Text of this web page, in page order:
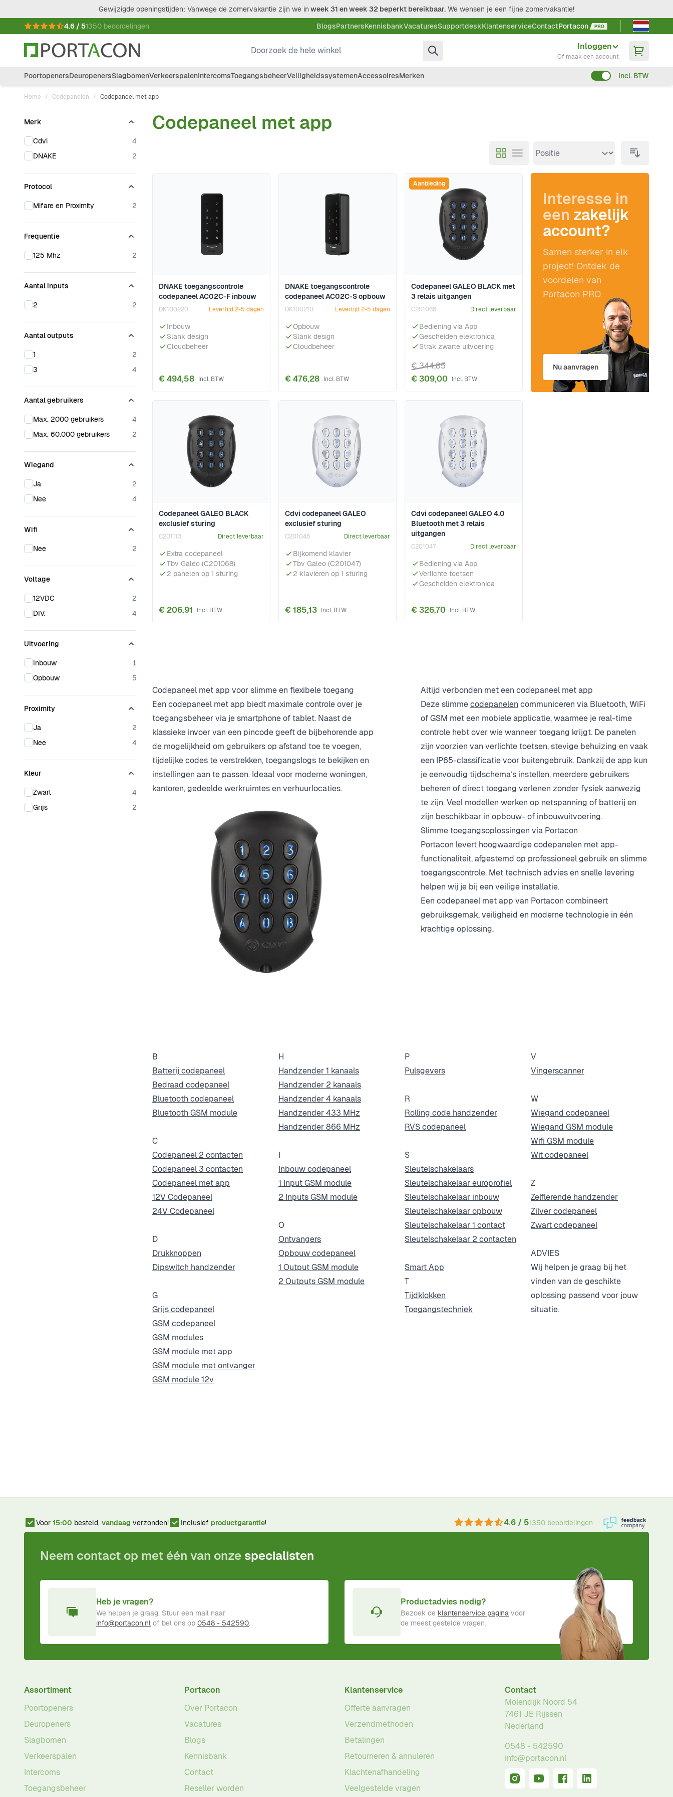
Gewijzigde openingstijden: Vanwege de zomervakantie zijn we in week 31 en week 32 beperkt bereikbaar. We wensen je een fijne zomervakantie!
4.6 / 51350 beoordelingen BlogsPartnersKennisbankVacaturesSupportdeskKlantenserviceContactPortacon
Taal kiezen
Doorzoek de hele winkel
Inloggen
Of maak een account
PoortopenersDeuropenersSlagbomenVerkeerspalenIntercomsToegangsbeheerVeiligheidssystemenAccessoiresMerken Incl. BTW
Home / Codepanelen / Codepaneel met app
Doorgaan naar productlijst
Merk
Cdvi 4products available
DNAKE
2products available
Protocol
Mifare en Proximity 2products available
Frequentie
125 Mhz 2products available
Aantal inputs
2 2products available
Aantal outputs
1 2products available
3
4products available
Aantal gebruikers
Max. 2000 gebruikers 4products available
Max. 60.000 gebruikers
2products available
Wiegand
Ja 2products available
Nee
4products available
Wifi
Nee 2products available
Voltage
12VDC 2products available
DIV.
4products available
Uitvoering
Inbouw 1
Opbouw
5products available
Proximity
Ja 2products available
Nee
4products available
Kleur
Zwart 4products available
Grijs
2products available
Codepaneel met app
DNAKE toegangscontrole
codepaneel AC02C-F inbouw
DK100220 Levertijd 2-5 dagen
Inbouw
Slank design
Cloudbeheer
€ 494,58
DNAKE toegangscontrole
codepaneel AC02C-S opbouw
DK100210 Levertijd 2-5 dagen
Opbouw
Slank design
Cloudbeheer
€ 476,28
Codepaneel GALEO BLACK met
3 relais uitgangen
C201068 Direct leverbaar
Bediening via App
Gescheiden elektronica
Strak zwarte uitvoering
€ 309,00
€ 344,85
Aanbieding
Codepaneel GALEO BLACK
exclusief sturing
C201113 Direct leverbaar
Extra codepaneel
Tbv Galeo (C201068)
2 panelen op 1 sturing
€ 206,91
Cdvi codepaneel GALEO
exclusief sturing
C201048 Direct leverbaar
Bijkomend klavier
Tbv Galeo (C201047)
2 klavieren op 1 sturing
€ 185,13
Cdvi codepaneel GALEO 4.0
Bluetooth met 3 relais
uitgangen
C201047 Direct leverbaar
Bediening via App
Verlichte toetsen
Gescheiden elektronica
€ 326,70
Interesse in
een zakelijk
account?
Samen sterker in elk
project! Ontdek de
voordelen van
Portacon PRO.
Nu aanvragen
Codepaneel met app voor slimme en flexibele toegang
Een codepaneel met app biedt maximale controle over je
toegangsbeheer via je smartphone of tablet. Naast de
klassieke invoer van een pincode geeft de bijbehorende app
de mogelijkheid om gebruikers op afstand toe te voegen,
tijdelijke codes te verstrekken, toegangslogs te bekijken en
instellingen aan te passen. Ideaal voor moderne woningen,
kantoren, gedeelde werkruimtes en verhuurlocaties.
Altijd verbonden met een codepaneel met app
Deze slimmecodepanelen communiceren via Bluetooth, WiFi
of GSM met een mobiele applicatie, waarmee je real-time
controle hebt over wie wanneer toegang krijgt. De panelen
zijn voorzien van verlichte toetsen, stevige behuizing en vaak
een IP65-classificatie voor buitengebruik. Dankzij de app kun
je eenvoudig tijdschema’s instellen, meerdere gebruikers
beheren of direct toegang verlenen zonder fysiek aanwezig
te zijn. Veel modellen werken op netspanning of batterij en
zijn beschikbaar in opbouw- of inbouwuitvoering.
Slimme toegangsoplossingen via Portacon
Portacon levert hoogwaardige codepanelen met app-
functionaliteit, afgestemd op professioneel gebruik en slimme
toegangscontrole. Met technisch advies en snelle levering
helpen wij je bij een veilige installatie.
Een codepaneel met app van Portacon combineert
gebruiksgemak, veiligheid en moderne technologie in één
krachtige oplossing.
B
Batterij codepaneel
Bedraad codepaneel
Bluetooth codepaneel
Bluetooth GSM module
C
Codepaneel 2 contacten
Codepaneel 3 contacten
Codepaneel met app
12V Codepaneel
24V Codepaneel
D
Drukknoppen
Dipswitch handzender
G
Grijs codepaneel
GSM codepaneel
GSM modules
GSM module met app
GSM module met ontvanger
GSM module 12v
H
Handzender 1 kanaals
Handzender 2 kanaals
Handzender 4 kanaals
Handzender 433 MHz
Handzender 866 MHz
I
Inbouw codepaneel
1 Input GSM module
2 Inputs GSM module
O
Ontvangers
Opbouw codepaneel
1 Output GSM module
2 Outputs GSM module
P
Pulsgevers
R
Rolling code handzender
RVS codepaneel
S
Sleutelschakelaars
Sleutelschakelaar europrofiel
Sleutelschakelaar inbouw
Sleutelschakelaar opbouw
Sleutelschakelaar 1 contact
Sleutelschakelaar 2 contacten
Smart App
T
Tijdklokken
Toegangstechniek
V
Vingerscanner
W
Wiegand codepaneel
Wiegand GSM module
Wifi GSM module
Wit codepaneel
Z
Zelflerende handzender
Zilver codepaneel
Zwart codepaneel
ADVIES
Wij helpen je graag bij het
vinden van de geschikte
oplossing passend voor jouw
situatie.
Voor 15:00 besteld, vandaag verzonden! Inclusief productgarantie! 4.6 / 51350 beoordelingen
Neem contact op met één van onze specialisten
Heb je vragen?
We helpen je graag. Stuur een mail naar
info@portacon.nl of bel ons op 0548 - 542590.
Productadvies nodig?
Bezoek de klantenservice pagina voor
de meest gestelde vragen.
Assortiment
Poortopeners
Deuropeners
Slagbomen
Verkeerspalen
Intercoms
Toegangsbeheer
Portacon
Over Portacon
Vacatures
Blogs
Kennisbank
Contact
Reseller worden
Klantenservice
Offerte aanvragen
Verzendmethoden
Betalingen
Retourneren & annuleren
Klachtenafhandeling
Veelgestelde vragen
Contact
Molendijk Noord 54
7461 JE Rijssen
Nederland
0548 - 542590
info@portacon.nl